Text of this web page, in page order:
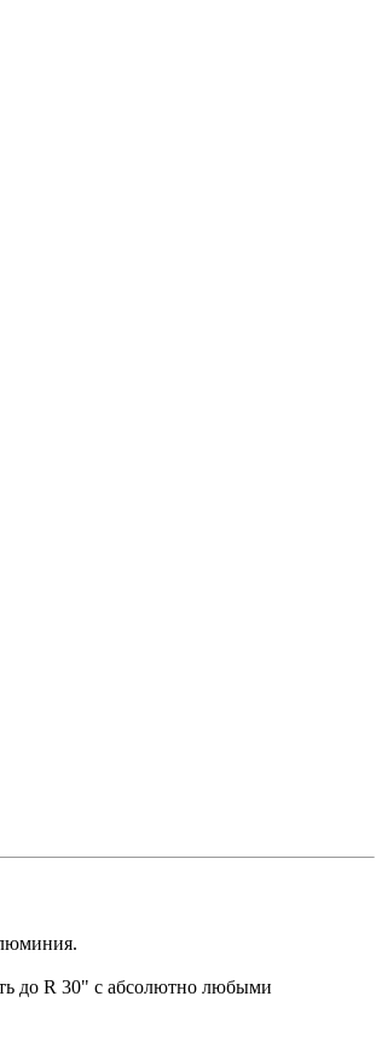
до R 30" с абсолютно любыми